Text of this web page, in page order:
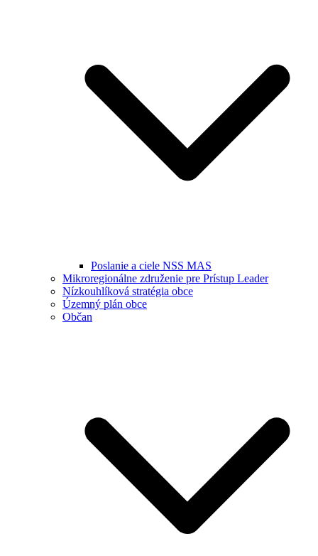
Poslanie a ciele NSS MAS
Mikroregionálne združenie pre Prístup Leader
Nízkouhlíková stratégia obce
Územný plán obce
Občan